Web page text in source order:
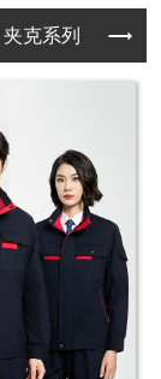
夹克系列 T恤